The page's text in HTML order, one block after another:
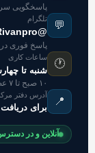
پاسخگویی
💬
تلگرام
@Rivanpro
پاسخ فوری در
🕐
ساعات کاری
شنبه تا
۱۰ صبح تا ۷ عصر
📍
آدرس دفتر
برای
آنلاین و در